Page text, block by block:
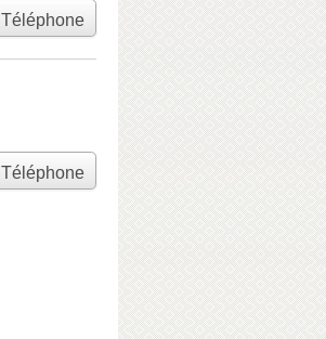
Téléphone
Téléphone